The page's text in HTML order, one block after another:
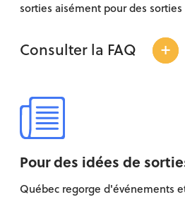
sorties aisément pour des sorties
Consulter la FAQ +
Pour des idées de
Québec regorge d'événements